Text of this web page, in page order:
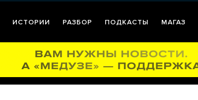
ИСТОРИИ РАЗБОР ПОДКАСТЫ МАГАЗ